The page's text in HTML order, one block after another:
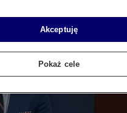
Akceptuję
Pokaż cele